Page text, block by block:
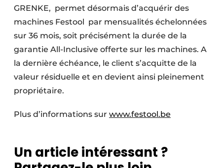
GRENKE, permet désormais d’acquérir des
machines Festool par mensualités échelonnées
sur 36 mois, soit précisément la durée de la
garantie All-Inclusive offerte sur les machines. A
la dernière échéance, le client s’acquitte de la
valeur résiduelle et en devient ainsi pleinement
propriétaire.
Plus d’informations sur www.festool.be
Un article intéressant ?